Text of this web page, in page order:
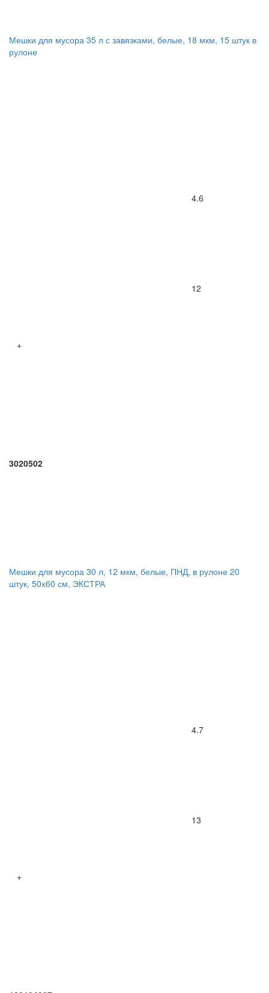
Мешки для мусора 35 л с завязками, белые, 18 мкм, 15 штук в
рулоне
4.6
12
+
3020502
Мешки для мусора 30 л, 12 мкм, белые, ПНД, в рулоне 20
штук, 50х60 см, ЭКСТРА
4.7
13
+